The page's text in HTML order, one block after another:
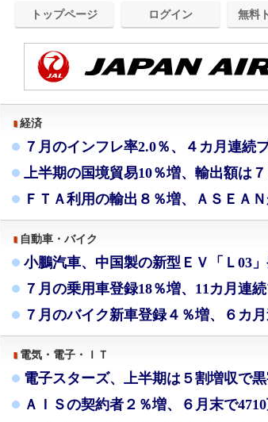
トップページ ログイン 無料
経済
７月のインフレ率2.0％、４カ月連続
上半期の国境貿易10％増、輸出額は
ＦＴＡ利用の輸出８％増、ＡＳＥＡ
自動車・バイク
小鵬汽車、中国製の新型ＥＶ「Ｌ03
７月の乗用車登録18％増、11カ月連
７月のバイク新車登録４％増、６カ
電気・電子・ＩＴ
電子スターズ、上半期は５割増収で
ＡＩＳの契約者２％増、６月末で